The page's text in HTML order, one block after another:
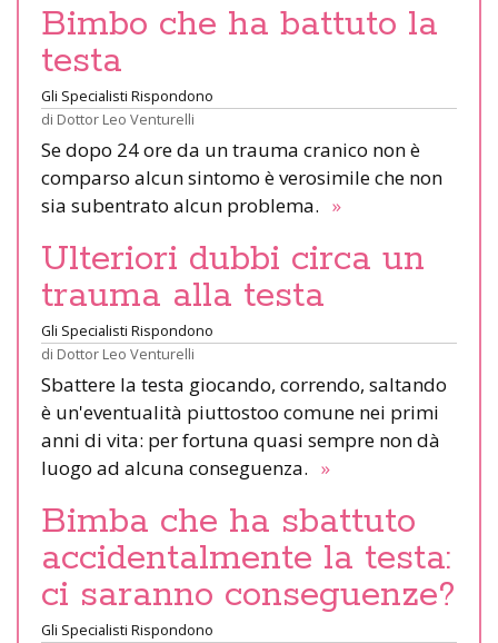
Bimbo che ha battuto la
testa
Gli Specialisti Rispondono
di Dottor Leo Venturelli
Se dopo 24 ore da un trauma cranico non è
comparso alcun sintomo è verosimile che non
sia subentrato alcun problema. »
Ulteriori dubbi circa un
trauma alla testa
Gli Specialisti Rispondono
di Dottor Leo Venturelli
Sbattere la testa giocando, correndo, saltando
è un'eventualità piuttostoo comune nei primi
anni di vita: per fortuna quasi sempre non dà
luogo ad alcuna conseguenza. »
Bimba che ha sbattuto
accidentalmente la testa:
ci saranno conseguenze?
Gli Specialisti Rispondono